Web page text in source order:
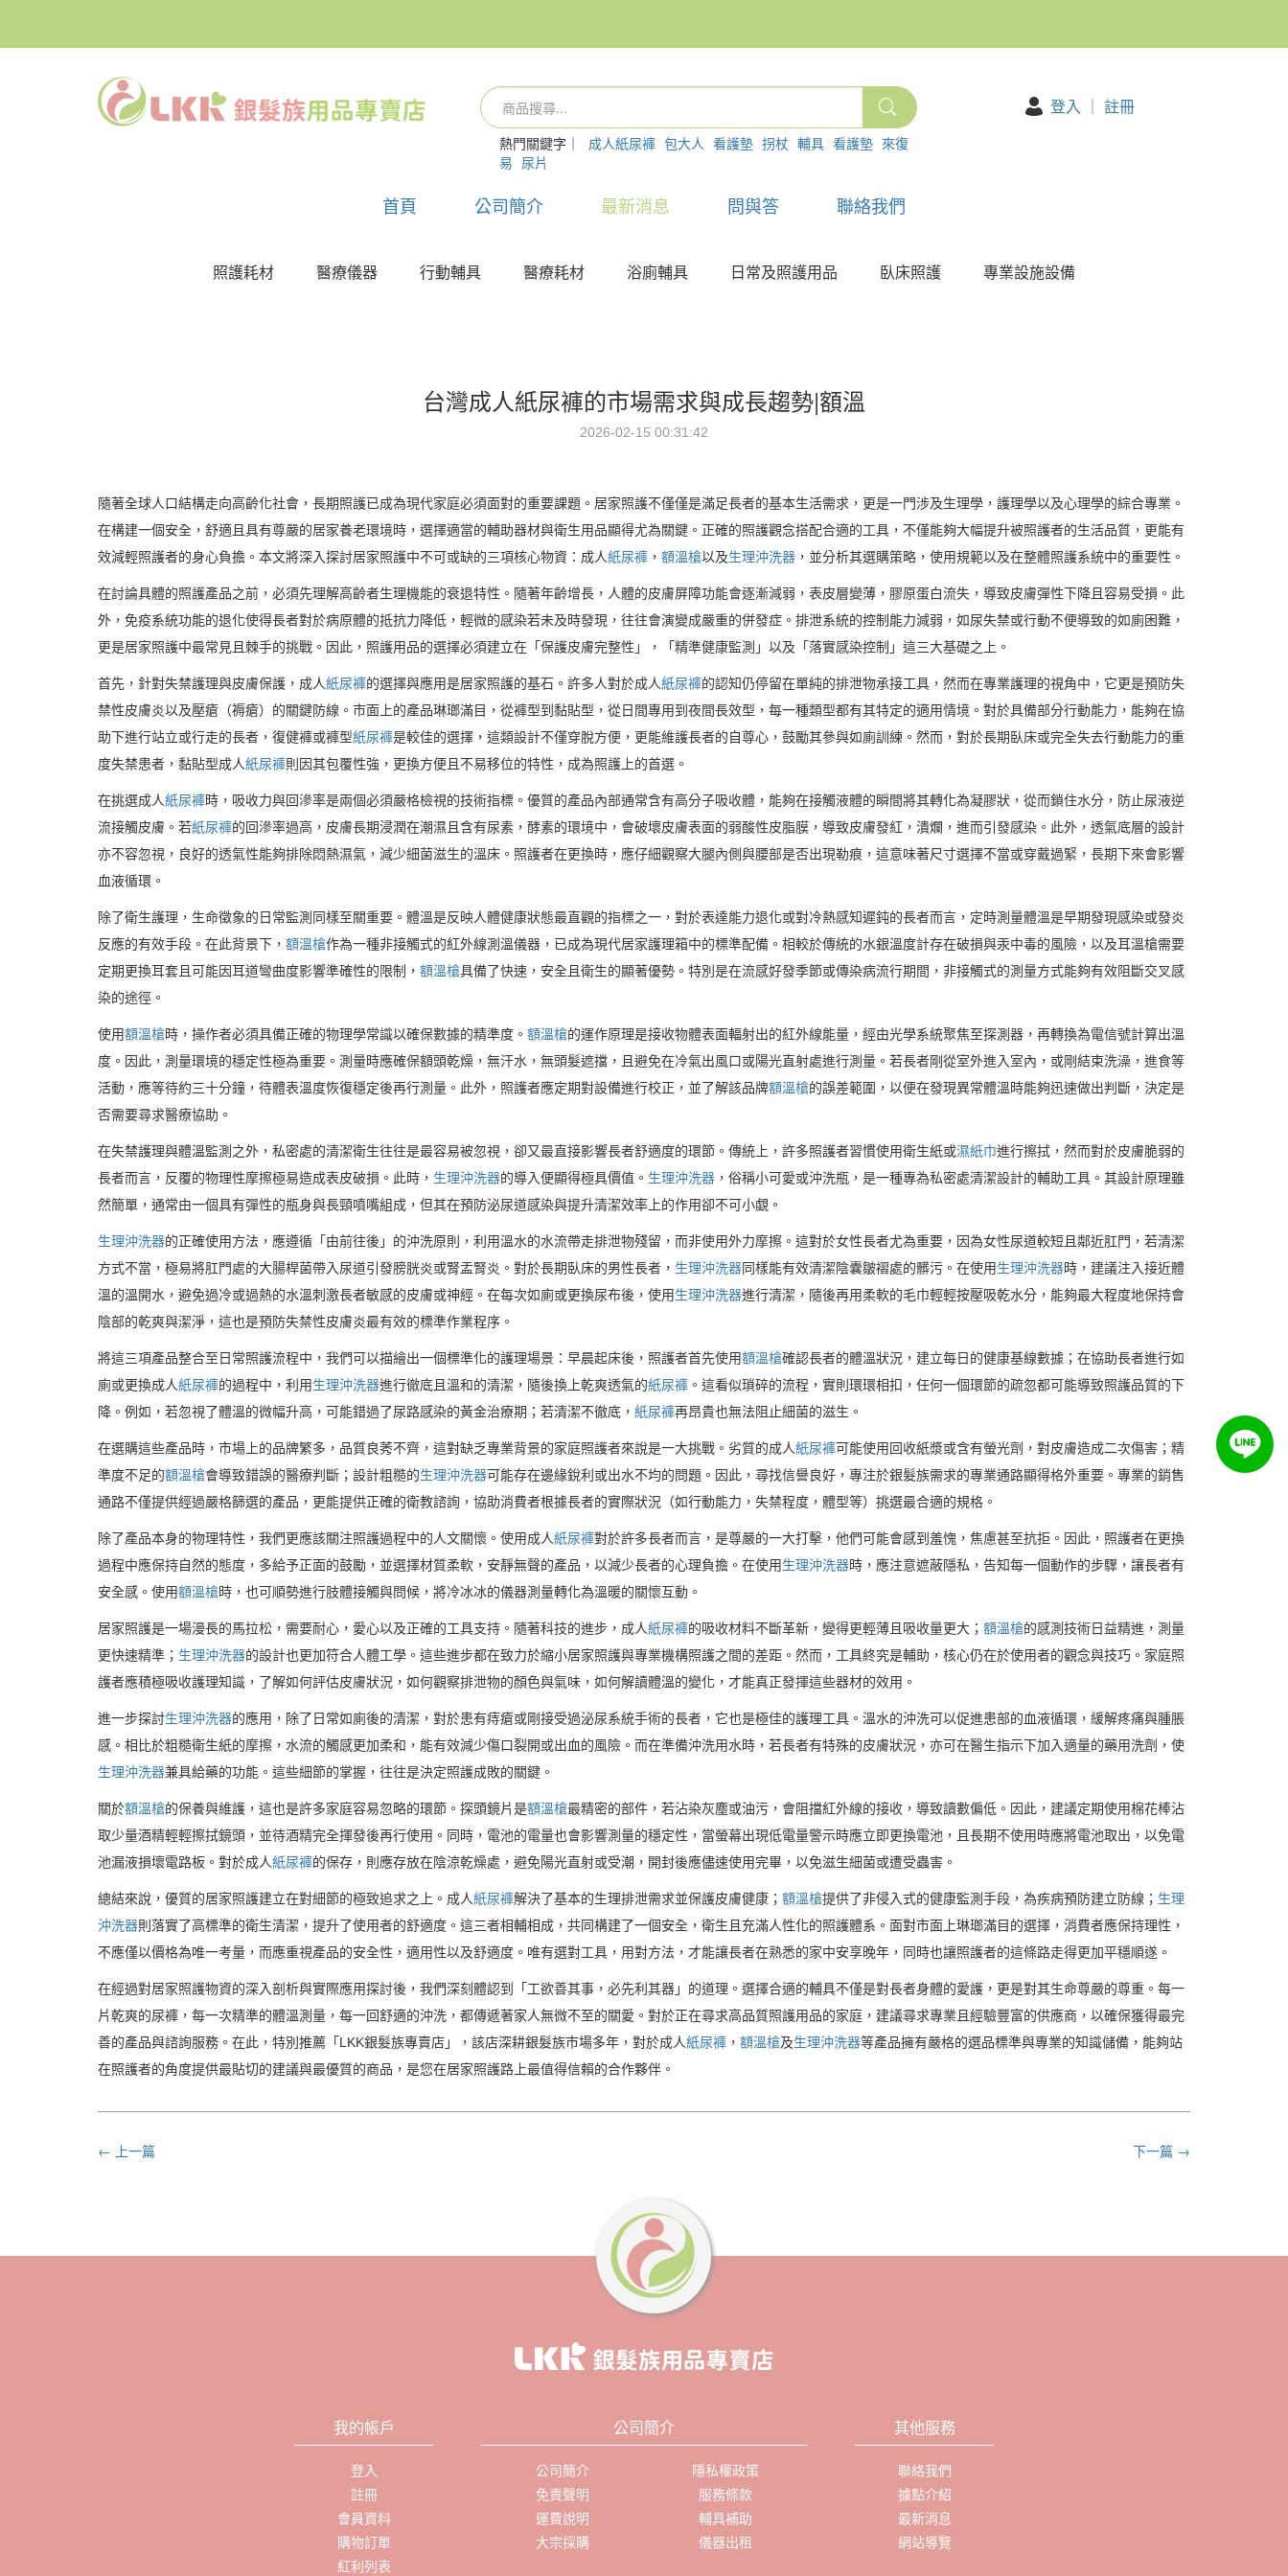
熱門關鍵字｜ 成人紙尿褲 包大人 看護墊 拐杖 輔具 看護墊 來復
易 尿片
登入 ｜ 註冊
首頁 公司簡介 最新消息 問與答 聯絡我們
照護耗材 醫療儀器 行動輔具 醫療耗材 浴廁輔具 日常及照護用品 臥床照護 專業設施設備
台灣成人紙尿褲的市場需求與成長趨勢|額溫
2026-02-15 00:31:42
隨著全球人口結構走向高齡化社會，長期照護已成為現代家庭必須面對的重要課題。居家照護不僅僅是滿足長者的基本生活需求，更是一門涉及生理學，護理學以及心理學的綜合專業。
在構建一個安全，舒適且具有尊嚴的居家養老環境時，選擇適當的輔助器材與衛生用品顯得尤為關鍵。正確的照護觀念搭配合適的工具，不僅能夠大幅提升被照護者的生活品質，更能有
效減輕照護者的身心負擔。本文將深入探討居家照護中不可或缺的三項核心物資：成人紙尿褲 ， 額溫槍以及生理沖洗器 ，並分析其選購策略，使用規範以及在整體照護系統中的重要性。
在討論具體的照護產品之前，必須先理解高齡者生理機能的衰退特性。隨著年齡增長，人體的皮膚屏障功能會逐漸減弱，表皮層變薄，膠原蛋白流失，導致皮膚彈性下降且容易受損。此
外，免疫系統功能的退化使得長者對於病原體的抵抗力降低，輕微的感染若未及時發現，往往會演變成嚴重的併發症。排泄系統的控制能力減弱，如尿失禁或行動不便導致的如廁困難，
更是居家照護中最常見且棘手的挑戰。因此，照護用品的選擇必須建立在「保護皮膚完整性」，「精準健康監測」以及「落實感染控制」這三大基礎之上。
首先，針對失禁護理與皮膚保護，成人紙尿褲的選擇與應用是居家照護的基石。許多人對於成人紙尿褲的認知仍停留在單純的排泄物承接工具，然而在專業護理的視角中，它更是預防失
禁性皮膚炎以及壓瘡（褥瘡）的關鍵防線。市面上的產品琳瑯滿目，從褲型到黏貼型，從日間專用到夜間長效型，每一種類型都有其特定的適用情境。對於具備部分行動能力，能夠在協
助下進行站立或行走的長者，復健褲或褲型紙尿褲是較佳的選擇，這類設計不僅穿脫方便，更能維護長者的自尊心，鼓勵其參與如廁訓練。然而，對於長期臥床或完全失去行動能力的重
度失禁患者，黏貼型成人紙尿褲則因其包覆性強，更換方便且不易移位的特性，成為照護上的首選。
在挑選成人紙尿褲時，吸收力與回滲率是兩個必須嚴格檢視的技術指標。優質的產品內部通常含有高分子吸收體，能夠在接觸液體的瞬間將其轉化為凝膠狀，從而鎖住水分，防止尿液逆
流接觸皮膚。若紙尿褲的回滲率過高，皮膚長期浸潤在潮濕且含有尿素，酵素的環境中，會破壞皮膚表面的弱酸性皮脂膜，導致皮膚發紅，潰爛，進而引發感染。此外，透氣底層的設計
亦不容忽視，良好的透氣性能夠排除悶熱濕氣，減少細菌滋生的溫床。照護者在更換時，應仔細觀察大腿內側與腰部是否出現勒痕，這意味著尺寸選擇不當或穿戴過緊，長期下來會影響
血液循環。
除了衛生護理，生命徵象的日常監測同樣至關重要。體溫是反映人體健康狀態最直觀的指標之一，對於表達能力退化或對冷熱感知遲鈍的長者而言，定時測量體溫是早期發現感染或發炎
反應的有效手段。在此背景下， 額溫槍作為一種非接觸式的紅外線測溫儀器，已成為現代居家護理箱中的標準配備。相較於傳統的水銀溫度計存在破損與汞中毒的風險，以及耳溫槍需要
定期更換耳套且可能因耳道彎曲度影響準確性的限制， 額溫槍具備了快速，安全且衛生的顯著優勢。特別是在流感好發季節或傳染病流行期間，非接觸式的測量方式能夠有效阻斷交叉感
染的途徑。
使用額溫槍時，操作者必須具備正確的物理學常識以確保數據的精準度。 額溫槍的運作原理是接收物體表面輻射出的紅外線能量，經由光學系統聚焦至探測器，再轉換為電信號計算出溫
度。因此，測量環境的穩定性極為重要。測量時應確保額頭乾燥，無汗水，無頭髮遮擋，且避免在冷氣出風口或陽光直射處進行測量。若長者剛從室外進入室內，或剛結束洗澡，進食等
活動，應等待約三十分鐘，待體表溫度恢復穩定後再行測量。此外，照護者應定期對設備進行校正，並了解該品牌額溫槍的誤差範圍，以便在發現異常體溫時能夠迅速做出判斷，決定是
否需要尋求醫療協助。
在失禁護理與體溫監測之外，私密處的清潔衛生往往是最容易被忽視，卻又最直接影響長者舒適度的環節。傳統上，許多照護者習慣使用衛生紙或濕紙巾進行擦拭，然而對於皮膚脆弱的
長者而言，反覆的物理性摩擦極易造成表皮破損。此時， 生理沖洗器的導入便顯得極具價值。 生理沖洗器 ，俗稱小可愛或沖洗瓶，是一種專為私密處清潔設計的輔助工具。其設計原理雖
然簡單，通常由一個具有彈性的瓶身與長頸噴嘴組成，但其在預防泌尿道感染與提升清潔效率上的作用卻不可小覷。
生理沖洗器的正確使用方法，應遵循「由前往後」的沖洗原則，利用溫水的水流帶走排泄物殘留，而非使用外力摩擦。這對於女性長者尤為重要，因為女性尿道較短且鄰近肛門，若清潔
方式不當，極易將肛門處的大腸桿菌帶入尿道引發膀胱炎或腎盂腎炎。對於長期臥床的男性長者， 生理沖洗器同樣能有效清潔陰囊皺褶處的髒污。在使用生理沖洗器時，建議注入接近體
溫的溫開水，避免過冷或過熱的水溫刺激長者敏感的皮膚或神經。在每次如廁或更換尿布後，使用生理沖洗器進行清潔，隨後再用柔軟的毛巾輕輕按壓吸乾水分，能夠最大程度地保持會
陰部的乾爽與潔淨，這也是預防失禁性皮膚炎最有效的標準作業程序。
將這三項產品整合至日常照護流程中，我們可以描繪出一個標準化的護理場景：早晨起床後，照護者首先使用額溫槍確認長者的體溫狀況，建立每日的健康基線數據；在協助長者進行如
廁或更換成人紙尿褲的過程中，利用生理沖洗器進行徹底且溫和的清潔，隨後換上乾爽透氣的紙尿褲 。這看似瑣碎的流程，實則環環相扣，任何一個環節的疏忽都可能導致照護品質的下
降。例如，若忽視了體溫的微幅升高，可能錯過了尿路感染的黃金治療期；若清潔不徹底， 紙尿褲再昂貴也無法阻止細菌的滋生。
在選購這些產品時，市場上的品牌繁多，品質良莠不齊，這對缺乏專業背景的家庭照護者來說是一大挑戰。劣質的成人紙尿褲可能使用回收紙漿或含有螢光劑，對皮膚造成二次傷害；精
準度不足的額溫槍會導致錯誤的醫療判斷；設計粗糙的生理沖洗器可能存在邊緣銳利或出水不均的問題。因此，尋找信譽良好，專注於銀髮族需求的專業通路顯得格外重要。專業的銷售
通路不僅提供經過嚴格篩選的產品，更能提供正確的衛教諮詢，協助消費者根據長者的實際狀況（如行動能力，失禁程度，體型等）挑選最合適的規格。
除了產品本身的物理特性，我們更應該關注照護過程中的人文關懷。使用成人紙尿褲對於許多長者而言，是尊嚴的一大打擊，他們可能會感到羞愧，焦慮甚至抗拒。因此，照護者在更換
過程中應保持自然的態度，多給予正面的鼓勵，並選擇材質柔軟，安靜無聲的產品，以減少長者的心理負擔。在使用生理沖洗器時，應注意遮蔽隱私，告知每一個動作的步驟，讓長者有
安全感。使用額溫槍時，也可順勢進行肢體接觸與問候，將冷冰冰的儀器測量轉化為溫暖的關懷互動。
居家照護是一場漫長的馬拉松，需要耐心，愛心以及正確的工具支持。隨著科技的進步，成人紙尿褲的吸收材料不斷革新，變得更輕薄且吸收量更大； 額溫槍的感測技術日益精進，測量
更快速精準； 生理沖洗器的設計也更加符合人體工學。這些進步都在致力於縮小居家照護與專業機構照護之間的差距。然而，工具終究是輔助，核心仍在於使用者的觀念與技巧。家庭照
護者應積極吸收護理知識，了解如何評估皮膚狀況，如何觀察排泄物的顏色與氣味，如何解讀體溫的變化，才能真正發揮這些器材的效用。
進一步探討生理沖洗器的應用，除了日常如廁後的清潔，對於患有痔瘡或剛接受過泌尿系統手術的長者，它也是極佳的護理工具。溫水的沖洗可以促進患部的血液循環，緩解疼痛與腫脹
感。相比於粗糙衛生紙的摩擦，水流的觸感更加柔和，能有效減少傷口裂開或出血的風險。而在準備沖洗用水時，若長者有特殊的皮膚狀況，亦可在醫生指示下加入適量的藥用洗劑，使
生理沖洗器兼具給藥的功能。這些細節的掌握，往往是決定照護成敗的關鍵。
關於額溫槍的保養與維護，這也是許多家庭容易忽略的環節。探頭鏡片是額溫槍最精密的部件，若沾染灰塵或油污，會阻擋紅外線的接收，導致讀數偏低。因此，建議定期使用棉花棒沾
取少量酒精輕輕擦拭鏡頭，並待酒精完全揮發後再行使用。同時，電池的電量也會影響測量的穩定性，當螢幕出現低電量警示時應立即更換電池，且長期不使用時應將電池取出，以免電
池漏液損壞電路板。對於成人紙尿褲的保存，則應存放在陰涼乾燥處，避免陽光直射或受潮，開封後應儘速使用完畢，以免滋生細菌或遭受蟲害。
總結來說，優質的居家照護建立在對細節的極致追求之上。成人紙尿褲解決了基本的生理排泄需求並保護皮膚健康； 額溫槍提供了非侵入式的健康監測手段，為疾病預防建立防線； 生理
沖洗器則落實了高標準的衛生清潔，提升了使用者的舒適度。這三者相輔相成，共同構建了一個安全，衛生且充滿人性化的照護體系。面對市面上琳瑯滿目的選擇，消費者應保持理性，
不應僅以價格為唯一考量，而應重視產品的安全性，適用性以及舒適度。唯有選對工具，用對方法，才能讓長者在熟悉的家中安享晚年，同時也讓照護者的這條路走得更加平穩順遂。
在經過對居家照護物資的深入剖析與實際應用探討後，我們深刻體認到「工欲善其事，必先利其器」的道理。選擇合適的輔具不僅是對長者身體的愛護，更是對其生命尊嚴的尊重。每一
片乾爽的尿褲，每一次精準的體溫測量，每一回舒適的沖洗，都傳遞著家人無微不至的關愛。對於正在尋求高品質照護用品的家庭，建議尋求專業且經驗豐富的供應商，以確保獲得最完
善的產品與諮詢服務。在此，特別推薦「LKK銀髮族專賣店」，該店深耕銀髮族市場多年，對於成人紙尿褲 ， 額溫槍及生理沖洗器等產品擁有嚴格的選品標準與專業的知識儲備，能夠站
在照護者的角度提供最貼切的建議與最優質的商品，是您在居家照護路上最值得信賴的合作夥伴。
← 上一篇 下一篇 →
我的帳戶
登入
註冊
會員資料
購物訂單
紅利列表
公司簡介
公司簡介
隱私權政策
免責聲明
服務條款
運費說明
輔具補助
大宗採購
儀器出租
其他服務
聯絡我們
據點介紹
最新消息
網站導覽